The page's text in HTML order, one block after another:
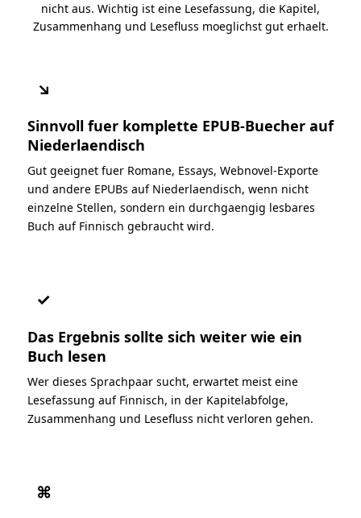
nicht aus. Wichtig ist eine Lesefassung, die Kapitel,
Zusammenhang und Lesefluss moeglichst gut erhaelt.
↘
Sinnvoll fuer komplette EPUB-Buecher auf
Niederlaendisch
Gut geeignet fuer Romane, Essays, Webnovel-Exporte
und andere EPUBs auf Niederlaendisch, wenn nicht
einzelne Stellen, sondern ein durchgaengig lesbares
Buch auf Finnisch gebraucht wird.
✓
Das Ergebnis sollte sich weiter wie ein
Buch lesen
Wer dieses Sprachpaar sucht, erwartet meist eine
Lesefassung auf Finnisch, in der Kapitelabfolge,
Zusammenhang und Lesefluss nicht verloren gehen.
⌘